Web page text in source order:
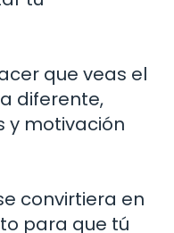
que veas el
diferente,
y motivación
convirtiera en
para que tú